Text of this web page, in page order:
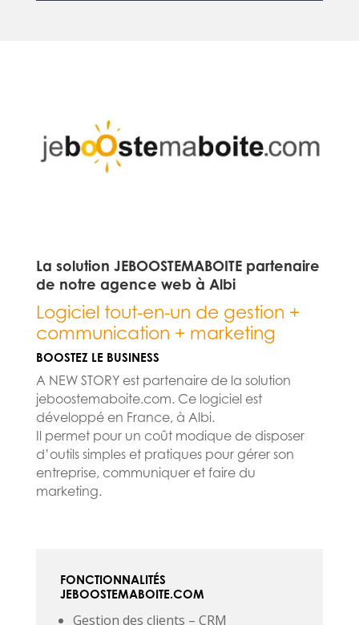
La solution JEBOOSTEMABOITE partenaire
de notre agence web à Albi
Logiciel tout-en-un de gestion +
communication + marketing
BOOSTEZ LE BUSINESS
A NEW STORY est partenaire de la solution
jeboostemaboite.com. Ce logiciel est
développé en France, à Albi.
Il permet pour un coût modique de disposer
d’outils simples et pratiques pour gérer son
entreprise, communiquer et faire du
marketing.
FONCTIONNALITÉS
JEBOOSTEMABOITE.COM
Gestion des clients – CRM